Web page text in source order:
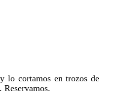
lo cortamos en trozos de
Reservamos.